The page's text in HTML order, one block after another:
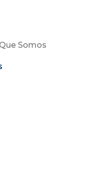
Somos